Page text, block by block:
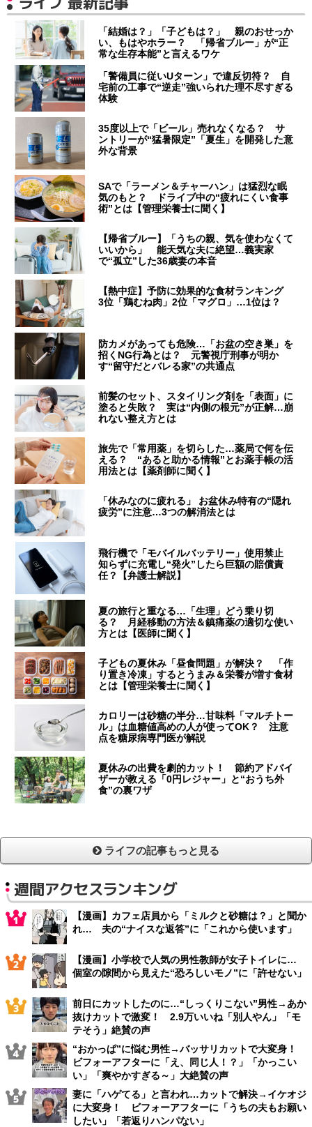
「結婚は？」「子どもは？」 親のおせっか
い、もはやホラー？ 「帰省ブルー」が“正
常な生存本能”と言えるワケ
「警備員に従いUターン」で違反切符？ 自
宅前の工事で“逆走”強いられた理不尽すぎる
体験
35度以上で「ビール」売れなくなる？ サ
ントリーが“猛暑限定”「夏生」を開発した意
外な背景
SAで「ラーメン＆チャーハン」は猛烈な眠
気のもと？ ドライブ中の“疲れにくい食事
術”とは【管理栄養士に聞く】
【帰省ブルー】「うちの親、気を使わなくて
いいから」 能天気な夫に絶望…義実家
で“孤立”した36歳妻の本音
【熱中症】予防に効果的な食材ランキング
3位「鶏むね肉」2位「マグロ」…1位は？
防カメがあっても危険…「お盆の空き巣」を
招くNG行為とは？ 元警視庁刑事が明か
す“留守だとバレる家”の共通点
前髪のセット、スタイリング剤を「表面」に
塗ると失敗？ 実は“内側の根元”が正解…崩
れない整え方とは
旅先で「常用薬」を切らした…薬局で何を伝
える？ “あると助かる情報”とお薬手帳の活
用法とは【薬剤師に聞く】
「休みなのに疲れる」 お盆休み特有の“隠れ
疲労”に注意…3つの解消法とは
飛行機で「モバイルバッテリー」使用禁止
知らずに充電し“発火”したら巨額の賠償責
任？【弁護士解説】
夏の旅行と重なる…「生理」どう乗り切
る？ 月経移動の方法＆鎮痛薬の適切な使い
方とは【医師に聞く】
子どもの夏休み「昼食問題」が解決？ 「作
り置き冷凍」するとうまみ＆栄養が増す食材
とは【管理栄養士に聞く】
カロリーは砂糖の半分…甘味料「マルチトー
ル」は血糖値高めの人が使ってOK？ 注意
点を糖尿病専門医が解説
夏休みの出費を劇的カット！ 節約アドバイ
ザーが教える「0円レジャー」と“おうち外
食”の裏ワザ
ライフの記事もっと見る
週間アクセスランキング
【漫画】カフェ店員から「ミルクと砂糖は？」と聞か
れ… 夫の“ナイスな返答”に「これから使います」
【漫画】小学校で人気の男性教師が女子トイレに…
個室の隙間から見えた“恐ろしいモノ”に「許せない」
前日にカットしたのに…“しっくりこない”男性→あか
抜けカットで激変！ 2.9万いいね「別人やん」「モ
テそう」絶賛の声
“おかっぱ”に悩む男性→バッサリカットで大変身！
ビフォーアフターに「え、同じ人！？」「かっこい
い」「爽やかすぎる～」大絶賛の声
妻に「ハゲてる」と言われ…カットで解決→イケオジ
に大変身！ ビフォーアフターに「うちの夫もお願い
したい」「若返りハンパない」